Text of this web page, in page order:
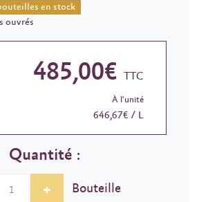
en stock
ouvrés
485,00€ TTC
À l'unité
646,67€ / L
Quantité :
+ Bouteille